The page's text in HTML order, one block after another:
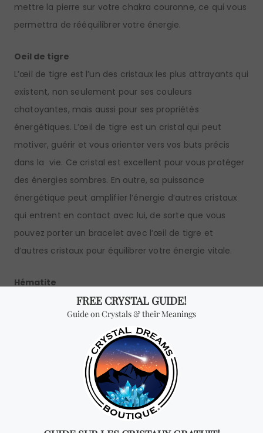
mettre la pierre sur votre chakra couronne, ce qui vous
permettra de rééquilibrer votre énergie.
Oeil de tigre
L’œil de tigre est l’un des cristaux les plus attrayants qui
existent, non seulement pour ses couleurs
chatoyantes, mais aussi pour ses propriétés
énergétiques. L’œil de tigre est un cristal qui peut
motiver, guérir et vous orienter vers vos buts précis
dans la vie. Ce cristal est excellent pour vous protéger
des énergies sombres. En outre, sa puissance
énergétique peut amplifier l’énergie d’autres cristaux
qui entrent en contact avec lui, de sorte que vous
pouvez porter un bracelet avec l’œil de tigre et
d’autres cristaux pour équilibrer votre énergie vitale.
Hématite
L’énergie des cristaux d’hématite aide à équilibrer votre
aura et à aligner vos chakras en rassemblant l’énergie
de l’esprit, du corps et de l’âme. Les cristaux d’hématite
ont une excellente vibration qui favorise la formation
spirituelle et l’équilibre.
Un collier ou un bracelet de ce cristal, en plus d’embellir
celui qui le porte, enlèvera les mauvaises énergies, vous